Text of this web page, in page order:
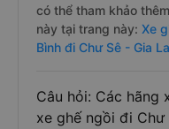
có thể tham khảo
này tại trang này: Xe
Bình đi Chư Sê - Gia
Câu hỏi: Các hãng
xe ghế ngồi đi Chư